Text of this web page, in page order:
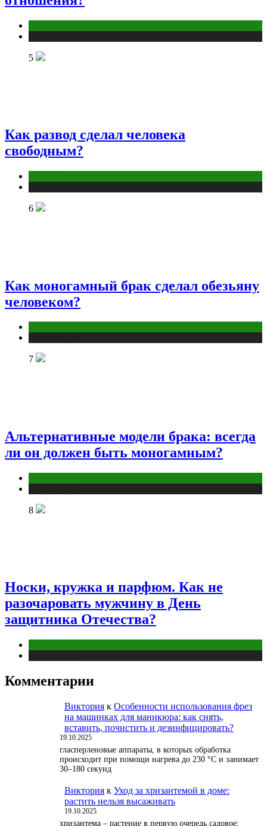
5
Как развод сделал человека
свободным?
6
Как моногамный брак сделал обезьяну
человеком?
7
Альтернативные модели брака: всегда
ли он должен быть моногамным?
8
Носки, кружка и парфюм. Как не
разочаровать мужчину в День
защитника Отечества?
Комментарии
Виктория к Особенности использования фрез
на машинках для маникюра: как снять,
вставить, почистить и дезинфицировать?
19.10.2025
гласперленовые аппараты, в которых обработка
происходит при помощи нагрева до 230 °С и занимает
30–180 секунд
Виктория к Уход за хризантемой в доме:
растить нельзя высаживать
19.10.2025
хризантема – растение в первую очередь садовое;